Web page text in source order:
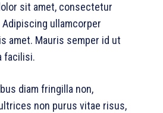
sit amet, consectetur
ullamcorper
amet. Mauris semper id ut
facilisi.
diam fringilla non,
non purus vitae risus,